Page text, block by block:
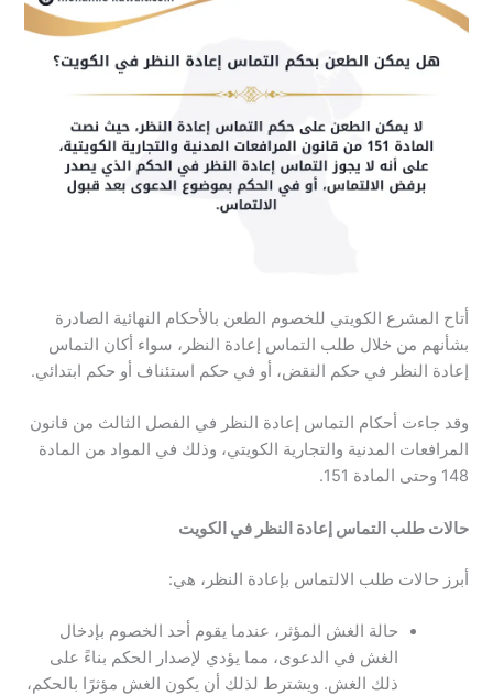
أتاح المشرع الكويتي للخصوم الطعن بالأحكام النهائية الصادرة
بشأنهم من خلال طلب التماس إعادة النظر، سواء أكان التماس
إعادة النظر في حكم النقض، أو في حكم استئناف أو حكم ابتدائي.
وقد جاءت أحكام التماس إعادة النظر في الفصل الثالث من قانون
المرافعات المدنية والتجارية الكويتي، وذلك في المواد من المادة
148 وحتى المادة 151.
حالات طلب التماس إعادة النظر في الكويت
أبرز حالات طلب الالتماس بإعادة النظر، هي:
حالة الغش المؤثر، عندما يقوم أحد الخصوم بإدخال
الغش في الدعوى، مما يؤدي لإصدار الحكم بناءً على
ذلك الغش. ويشترط لذلك أن يكون الغش مؤثرًا بالحكم،